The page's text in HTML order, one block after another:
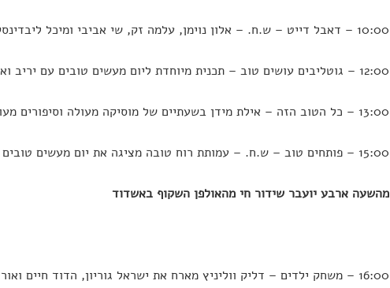
10:00 – דאבל דייט – ש.ח. – אלון נוימן, עלמה זק, שי אביבי ומיכל ליבדינסקי עושים טוב בזוגיות
12:00 – גוטליבים עושים טוב – תכנית מיוחדת ליום מעשים טובים עם יריב ואורי גוטליב
13:00 – כל הטוב הזה – אילת מידן בשעתיים של מוסיקה מעולה וסיפורים מעוררי השראה
15:00 – פותחים טוב – ש.ח. – עמותת רוח טובה מציגה את יום מעשים טובים מספר 9
מהשעה ארבע יועבר שידור חי מהאולפן השקוף באשדוד
16:00 – משחק ילדים – דליק ווליניץ מארח את ישראל גוריון, הדוד חיים ואורחים נוספים